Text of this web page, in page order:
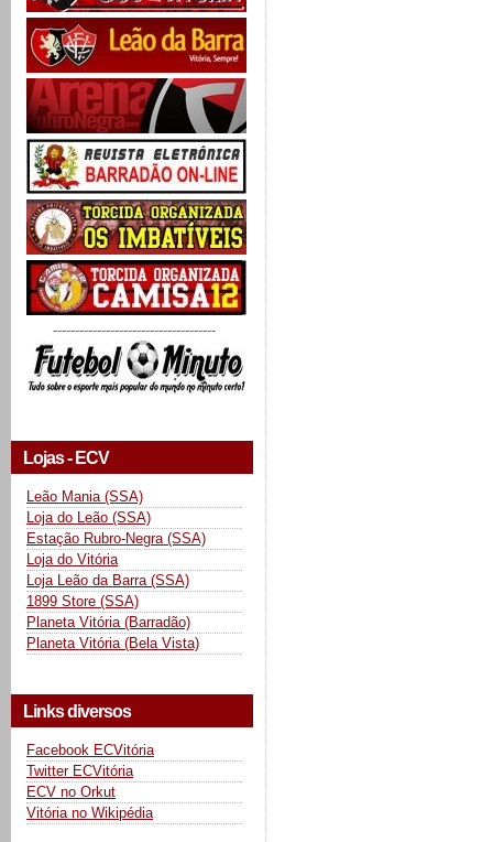
-------------------------------------
Lojas - ECV
Leão Mania (SSA)
Loja do Leão (SSA)
Estação Rubro-Negra (SSA)
Loja do Vitória
Loja Leão da Barra (SSA)
1899 Store (SSA)
Planeta Vitória (Barradão)
Planeta Vitória (Bela Vista)
Links diversos
Facebook ECVitória
Twitter ECVitória
ECV no Orkut
Vitória no Wikipédia